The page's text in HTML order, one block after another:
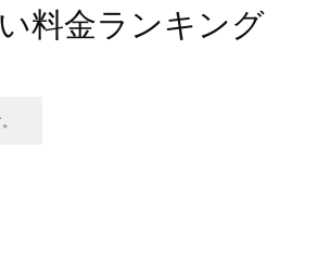
料金ランキング